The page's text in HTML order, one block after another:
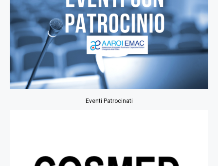
Eventi Patrocinati